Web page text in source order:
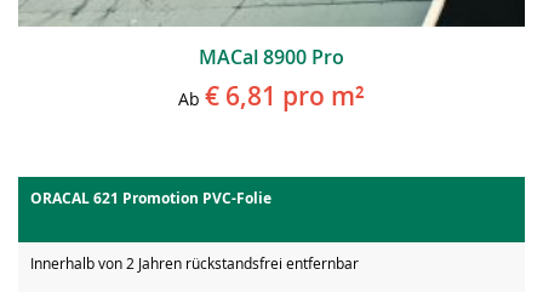
MACal 8900 Pro
Ab € 6,81 pro m²
ORACAL 621 Promotion PVC-Folie
Innerhalb von 2 Jahren rückstandsfrei entfernbar